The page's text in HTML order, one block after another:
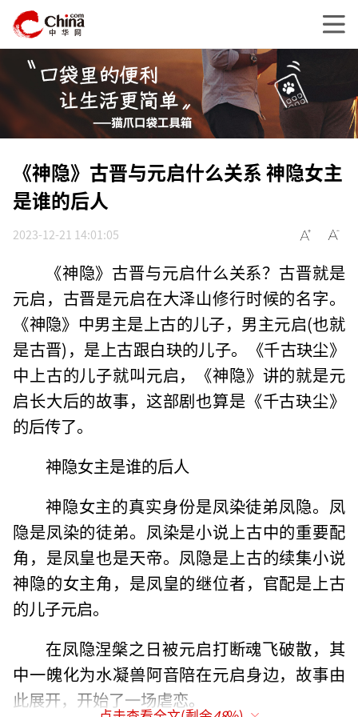
《神隐》古晋与元启什么关系 神隐女主
是谁的后人
2023-12-21 14:01:05
《神隐》古晋与元启什么关系？古晋就是
元启，古晋是元启在大泽山修行时候的名字。
《神隐》中男主是上古的儿子，男主元启(也就
是古晋)，是上古跟白玦的儿子。《千古玦尘》
中上古的儿子就叫元启，《神隐》讲的就是元
启长大后的故事，这部剧也算是《千古玦尘》
的后传了。
神隐女主是谁的后人
神隐女主的真实身份是凤染徒弟凤隐。凤
隐是凤染的徒弟。凤染是小说上古中的重要配
角，是凤皇也是天帝。凤隐是上古的续集小说
神隐的女主角，是凤皇的继位者，官配是上古
的儿子元启。
在凤隐涅槃之日被元启打断魂飞破散，其
中一魄化为水凝兽阿音陪在元启身边，故事由
此展开，开始了一场虐恋。